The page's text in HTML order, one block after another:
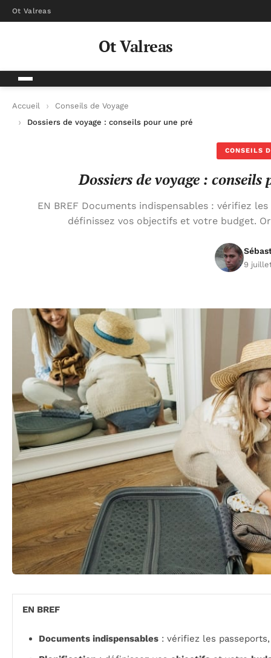
Ot Valreas
Ot Valreas
Accueil
Conseils de Voyage
Dossiers de voyage : conseils pour une préparation réussie
CONSEILS
Dossiers de voyage :
EN BREF Documents indispensables : vérifiez
définissez vos objectifs et votre budget.
9
EN BREF
Documents indispensables : vérifiez les